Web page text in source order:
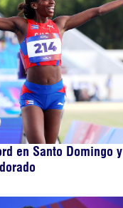
en Santo Domingo y